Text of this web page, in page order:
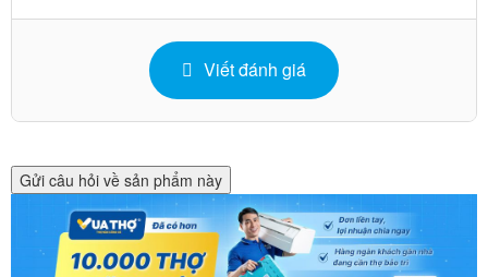
Viết đánh giá
Gửi câu hỏi về sản phẩm này